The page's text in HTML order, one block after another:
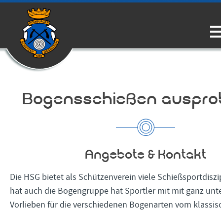
Bogensschießen
Angebote & Kontakt
Die HSG bietet als Schützenverein viele
hat auch die Bogengruppe hat Sportler mit mit ganz
Vorlieben für die verschiedenen Bogenarten vom